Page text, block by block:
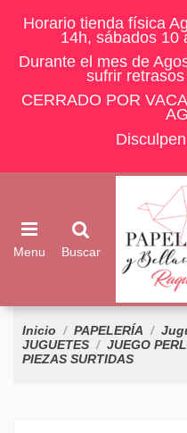
Horario tienda física
14h, sábados 10
Durante el mes de
sufrir
CERRADO POR
Menu Buscar
Inicio PAPELERÍA
JUGUETES
JUEGO
PIEZAS SURTIDAS